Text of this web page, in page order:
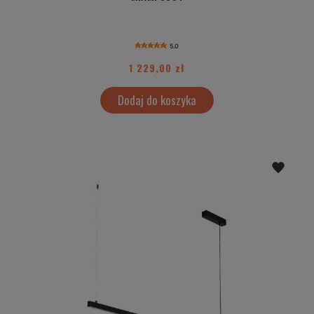
5.0
1 229,00 zł
Dodaj do koszyka